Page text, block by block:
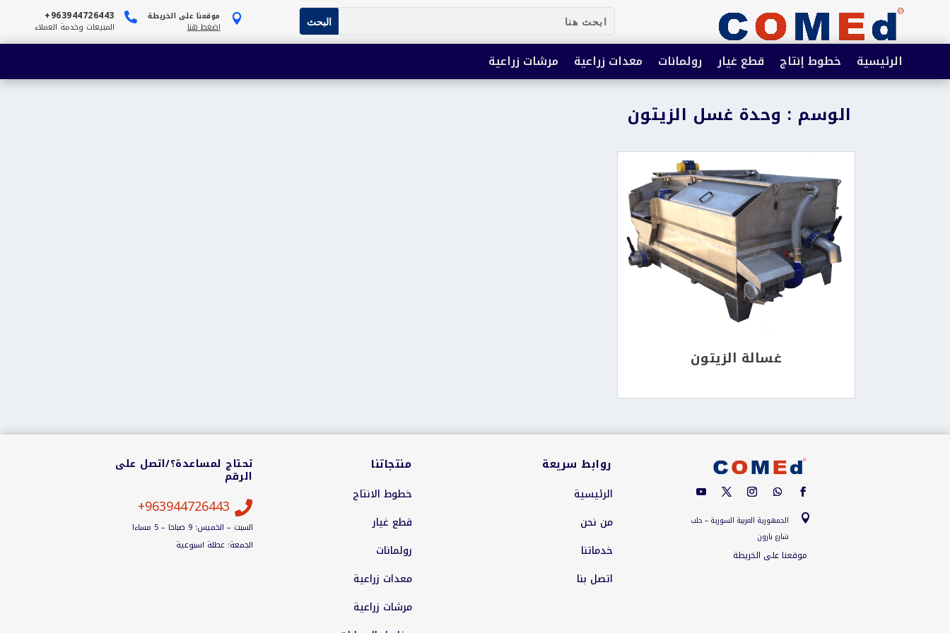
 موقعنا على الخريطة
اضغط هنا

963944726443+
المبيعات وخدمة العملاء
الرئيسية خطوط إنتاج قطع غيار رولمانات معدات زراعية مرشات زراعية
الوسم : وحدة غسل الزيتون
غسالة الزيتون

الجمهورية العربية السورية – حلب
شارع بارون
موقعنا على الخريطة
روابط سريعة
الرئيسية
من نحن
خدماتنا
اتصل بنا
منتجاتنا
خطوط الانتاج
قطع غيار
رولمانات
معدات زراعية
مرشات زراعية
تحتاج لمساعدة؟/اتصل على
الرقم

963944726443+
السبت – الخميس: 9 صباحا – 5 مساءا
الجمعة: عطلة اسبوعية